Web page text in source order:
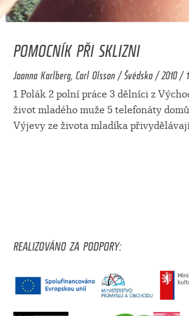
POMOCNÍK PŘI SKLIZNI
Joanna Karlberg, Carl Olsson / Švédsko / 2010 /
1 Polák 2 polní práce 3 dělníci z
život mladého muže 5 telefonáty
Výjevy ze života mladíka
REALIZOVÁNO ZA PODPORY: